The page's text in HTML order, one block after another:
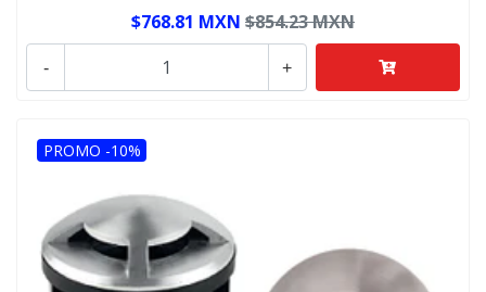
$768.81 MXN $854.23 MXN
+
-
PROMO -10%